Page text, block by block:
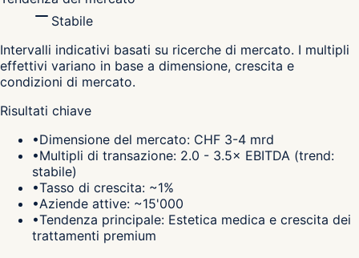
Stabile
Intervalli indicativi basati su ricerche di mercato. I multipli
effettivi variano in base a dimensione, crescita e
condizioni di mercato.
Risultati chiave
•Dimensione del mercato: CHF 3-4 mrd
•Multipli di transazione: 2.0 - 3.5× EBITDA (trend:
stabile)
•Tasso di crescita: ~1%
•Aziende attive: ~15'000
•Tendenza principale: Estetica medica e crescita dei
trattamenti premium